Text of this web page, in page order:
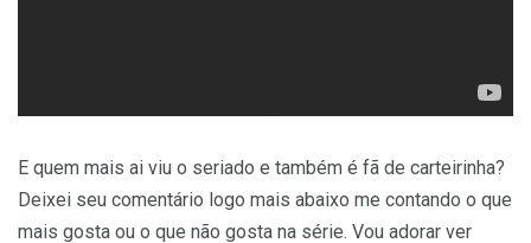
E quem mais ai viu o seriado e também é fã de carteirinha?
Deixei seu comentário logo mais abaixo me contando o que
mais gosta ou o que não gosta na série. Vou adorar ver